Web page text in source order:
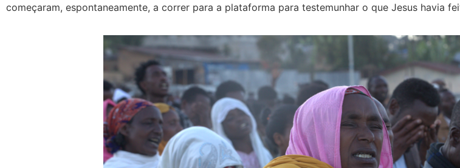
começaram, espontaneamente, a correr para a plataforma para testemunhar o que Jesus havia